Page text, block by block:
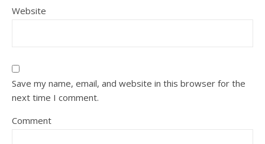
Website
Save my name, email, and website in this browser for the
next time I comment.
Comment